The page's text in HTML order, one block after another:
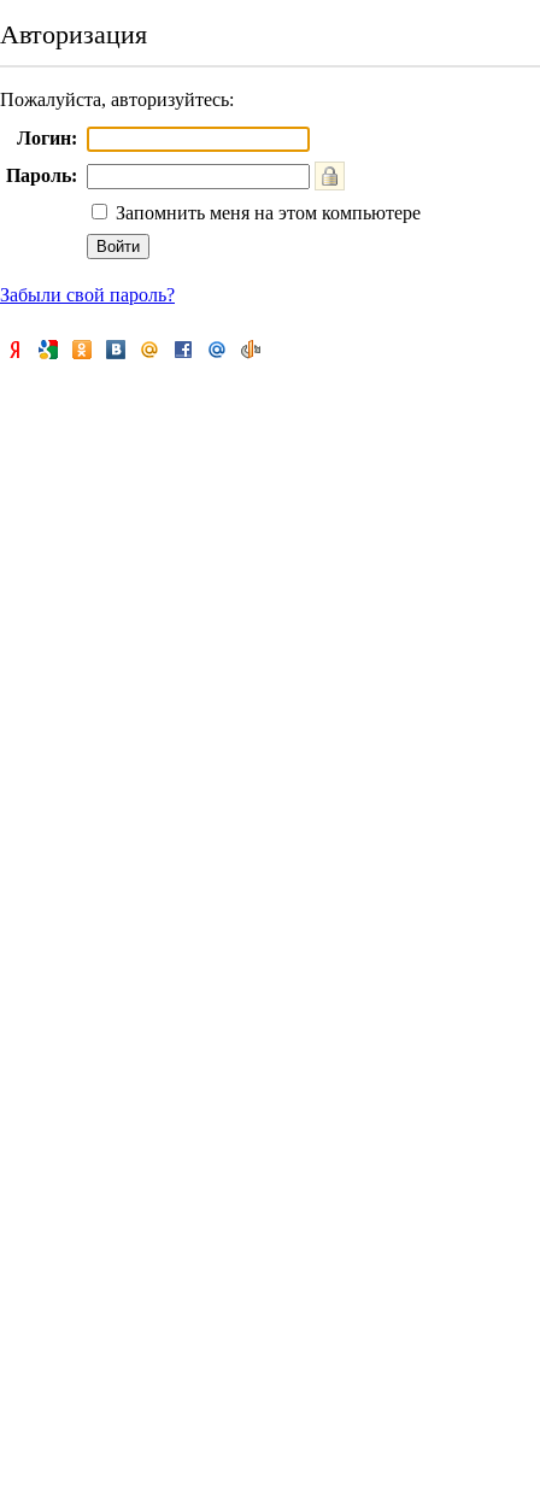
Авторизация
Пожалуйста, авторизуйтесь:
Логин:
Пароль:
Запомнить меня на этом компьютере
Забыли свой пароль?